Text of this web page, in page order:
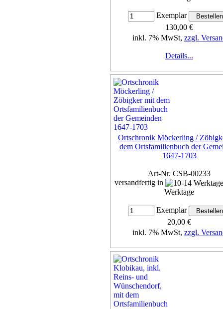
Exemplar
130,00 €
inkl. 7% MwSt, zzgl.
Details...
Ortschronik Möckerling /
dem Ortsfamilienbuch der
1647-1703
Art-Nr. CSB-00233
versandfertig in
Werktage
Exemplar
20,00 €
inkl. 7% MwSt, zzgl.
Details...